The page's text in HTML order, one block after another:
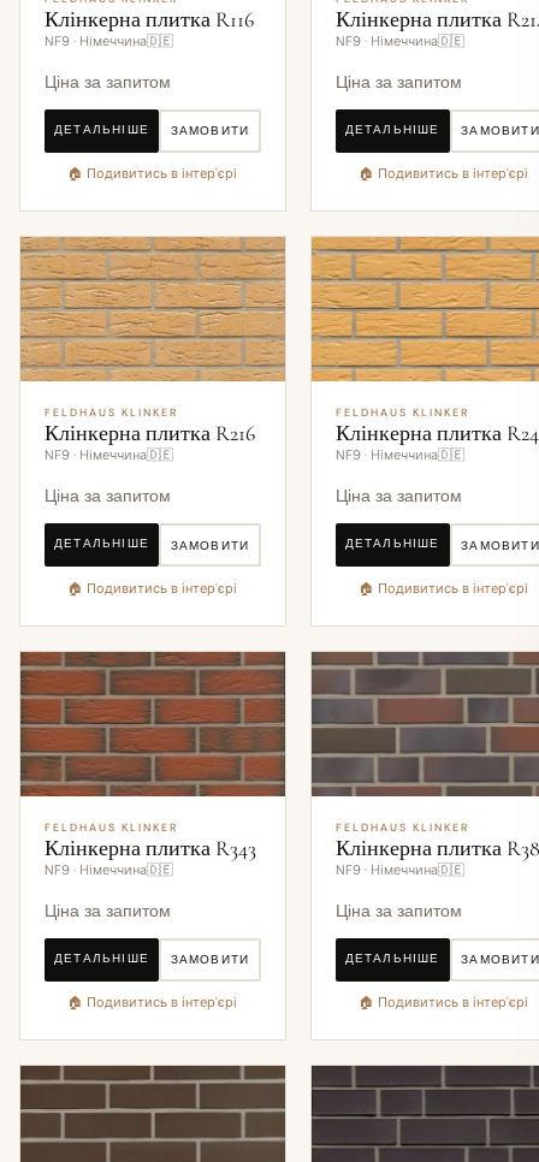
Клінкерна плитка R116
NF9 · Німеччина🇩🇪
Ціна за запитом
ДЕТАЛЬНІШЕ ЗАМОВИТИ
🏠 Подивитись в інтер'єрі
Клінкерна плитка
NF9 · Німеччина🇩🇪
Ціна за запитом
ДЕТАЛЬНІШЕ ЗАМОВИТИ
🏠 Подивитись в інтер'єрі
FELDHAUS KLINKER
Клінкерна плитка R216
NF9 · Німеччина🇩🇪
Ціна за запитом
ДЕТАЛЬНІШЕ ЗАМОВИТИ
🏠 Подивитись в інтер'єрі
FELDHAUS KLINKER
Клінкерна плитка
NF9 · Німеччина🇩🇪
Ціна за запитом
ДЕТАЛЬНІШЕ ЗАМОВИТИ
🏠 Подивитись в інтер'єрі
FELDHAUS KLINKER
Клінкерна плитка R343
NF9 · Німеччина🇩🇪
Ціна за запитом
ДЕТАЛЬНІШЕ ЗАМОВИТИ
🏠 Подивитись в інтер'єрі
FELDHAUS KLINKER
Клінкерна плитка
NF9 · Німеччина🇩🇪
Ціна за запитом
ДЕТАЛЬНІШЕ ЗАМОВИТИ
🏠 Подивитись в інтер'єрі